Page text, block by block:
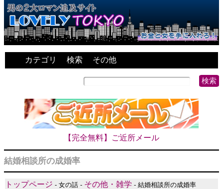
カテゴリ 検索 その他
【完全無料】ご近所メール
結婚相談所の成婚率
トップページ - 女の話 - その他・雑学 - 結婚相談所の成婚率